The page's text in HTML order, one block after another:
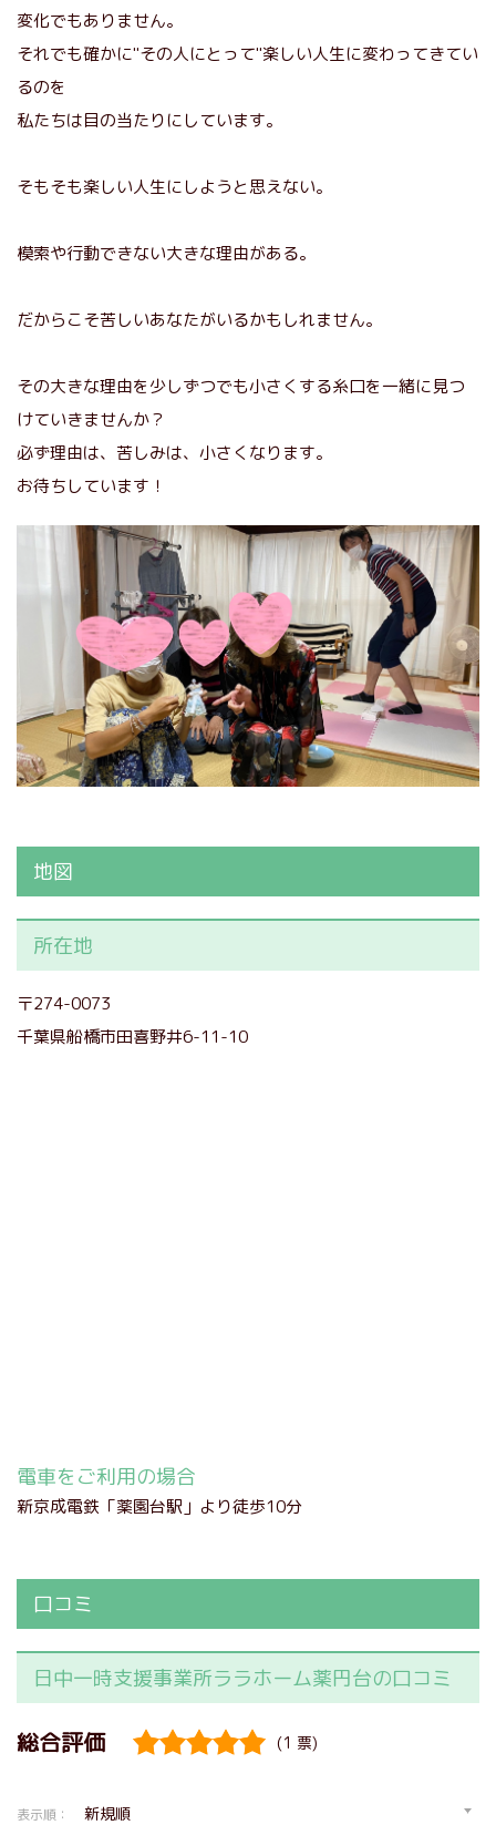
変化でもありません。
それでも確かに"その人にとって"楽しい人生に変わってきてい
るのを
私たちは目の当たりにしています。
そもそも楽しい人生にしようと思えない。
模索や行動できない大きな理由がある。
だからこそ苦しいあなたがいるかもしれません。
その大きな理由を少しずつでも小さくする糸口を一緒に見つ
けていきませんか？
必ず理由は、苦しみは、小さくなります。
お待ちしています！
地図
所在地
〒274-0073
千葉県船橋市田喜野井6-11-10
電車をご利用の場合
新京成電鉄「薬園台駅」より徒歩10分
口コミ
日中一時支援事業所ララホーム薬円台の口コミ
(1 票)
表示順：